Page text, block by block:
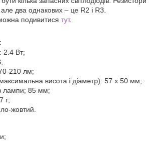
два однакових – це R2 і R3.
подивитися тут.
2.4 Вт;
210 лм;
висота і діаметр): 57 х 50 мм;
лампи; 85 мм;
г;
жовтий.